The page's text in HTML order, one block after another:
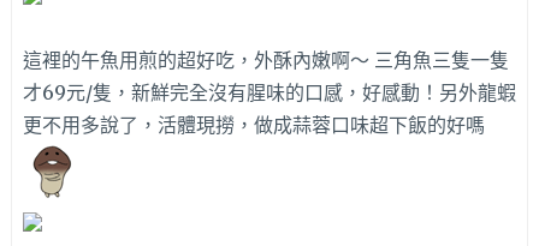
這裡的午魚用煎的超好吃，外酥內嫩啊～ 三角魚三隻一隻
才69元/隻，新鮮完全沒有腥味的口感，好感動！另外龍蝦
更不用多說了，活體現撈，做成蒜蓉口味超下飯的好嗎